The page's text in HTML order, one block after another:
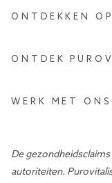
ONTDEKKEN
ONTDEK
WERK MET
De
autoriteiten.